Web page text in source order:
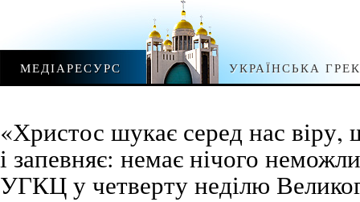
МЕДІАРЕСУРС УКРАЇНСЬКА
«Христос шукає серед нас віру,
і запевняє: немає нічого
УГКЦ у четверту неділю